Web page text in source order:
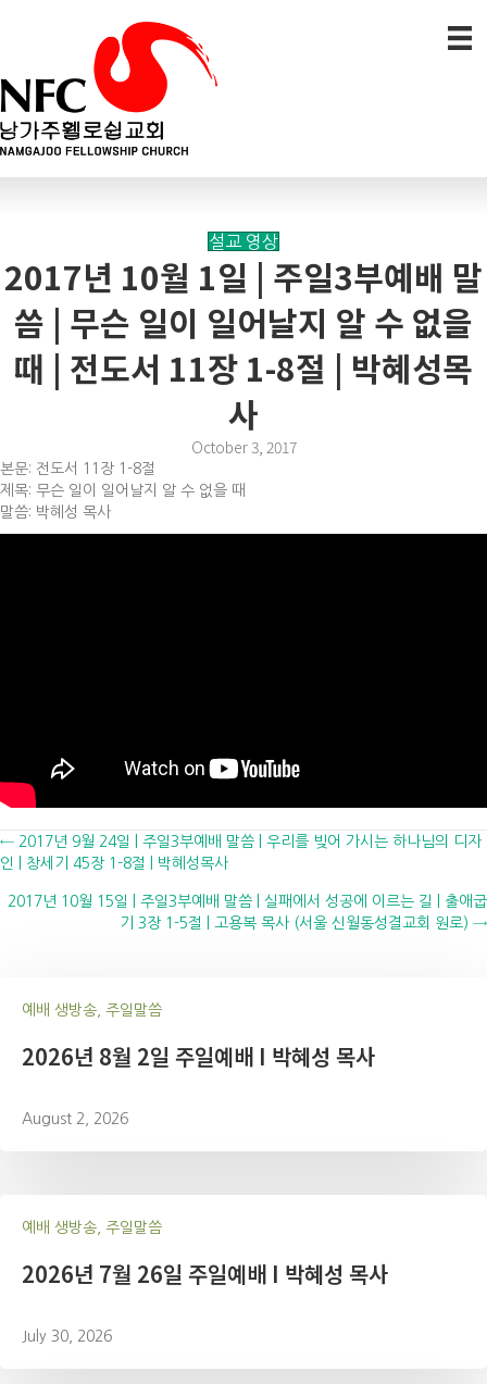
설교 영상
2017년 10월 1일 | 주일3부예배 말
씀 | 무슨 일이 일어날지 알 수 없을
때 | 전도서 11장 1-8절 | 박혜성목
사
October 3, 2017
본문: 전도서 11장 1-8절
제목: 무슨 일이 일어날지 알 수 없을 때
말씀: 박혜성 목사
Posts
navigation
← 2017년 9월 24일 | 주일3부예배 말씀 | 우리를 빚어 가시는 하나님의 디자
인 | 창세기 45장 1-8절 | 박혜성목사
2017년 10월 15일 | 주일3부예배 말씀 | 실패에서 성공에 이르는 길 | 출애굽
기 3장 1-5절 | 고용복 목사 (서울 신월동성결교회 원로) →
예배 생방송, 주일말씀
2026년 8월 2일 주일예배 I 박혜성 목사
August 2, 2026
예배 생방송, 주일말씀
2026년 7월 26일 주일예배 I 박혜성 목사
July 30, 2026